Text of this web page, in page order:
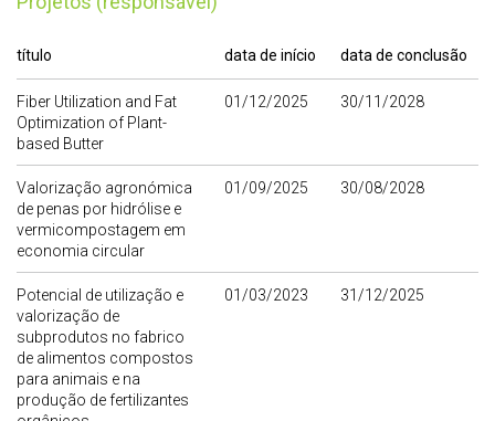
título data de início data de conclusão
Fiber Utilization and Fat
Optimization of Plant-
based Butter
01/12/2025 30/11/2028
Valorização agronómica
de penas por hidrólise e
vermicompostagem em
economia circular
01/09/2025 30/08/2028
Potencial de utilização e
valorização de
subprodutos no fabrico
de alimentos compostos
para animais e na
produção de fertilizantes
01/03/2023 31/12/2025